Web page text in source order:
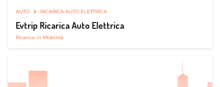
AUTO RICARICA AUTO ELETTRICA
Evtrip Ricarica Auto Elettrica
Ricarica in Mobilità